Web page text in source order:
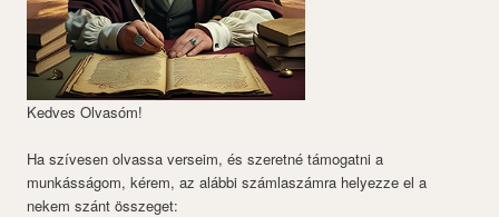
Kedves Olvasóm!
Ha szívesen olvassa verseim, és szeretné támogatni a
munkásságom, kérem, az alábbi számlaszámra helyezze el a
nekem szánt összeget: